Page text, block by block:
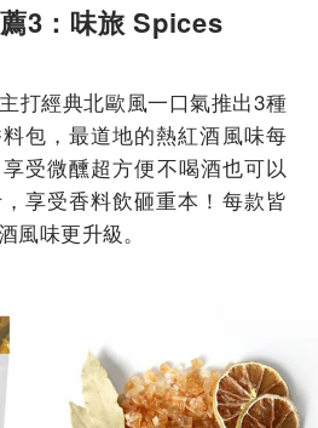
3：味旅 Spices
打經典北歐風一口氣推出3種
包，最道地的熱紅酒風味每
受微醺超方便​不喝酒也可以
享受香料飲砸重本！每款皆
風味更升級。